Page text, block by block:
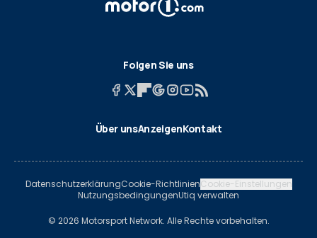
Folgen Sie uns
Über unsAnzeigenKontakt
DatenschutzerklärungCookie-RichtlinienCookie-Einstellungen
NutzungsbedingungenUtiq verwalten
© 2026 Motorsport Network. Alle Rechte vorbehalten.